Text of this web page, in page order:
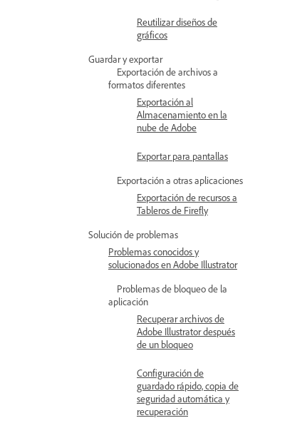
Reutilizar diseños de
gráficos
Guardar y exportar
Exportación de archivos a
formatos diferentes
Exportación al
Almacenamiento en la
nube de Adobe
Exportar para pantallas
Exportación a otras aplicaciones
Exportación de recursos a
Tableros de Firefly
Solución de problemas
Problemas conocidos y
solucionados en Adobe Illustrator
Problemas de bloqueo de la
aplicación
Recuperar archivos de
Adobe Illustrator después
de un bloqueo
Configuración de
guardado rápido, copia de
seguridad automática y
recuperación